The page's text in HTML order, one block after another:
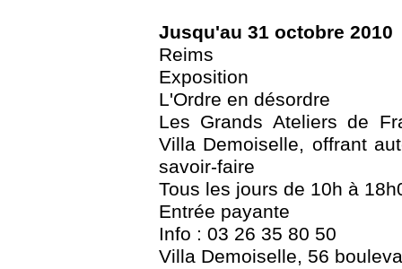
Jusqu'au 31 octobre 2010
Reims
Exposition
L'Ordre en désordre
Les Grands Ateliers de
Villa Demoiselle, offrant
savoir-faire
Tous les jours de 10h à
Entrée payante
Info : 03 26 35 80 50
Villa Demoiselle, 56